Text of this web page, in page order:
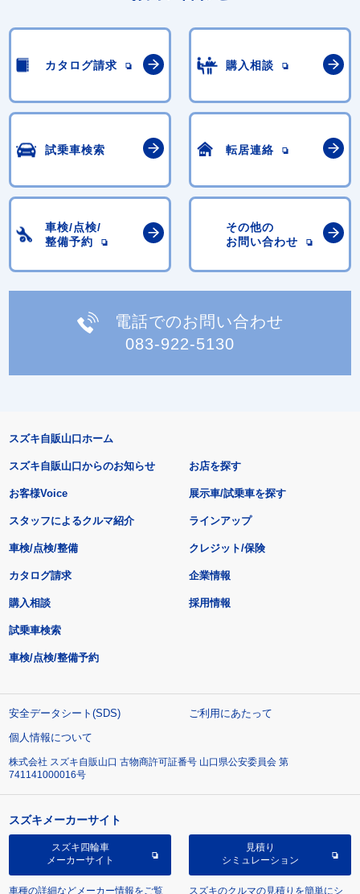
カタログ請求 購入相談
試乗車検索 転居連絡
車検/点検/
整備予約
その他の
お問い合わせ
電話でのお問い合わせ
083-922-5130
スズキ自販山口ホーム
スズキ自販山口からのお知らせ
お客様Voice
スタッフによるクルマ紹介
お店を探す
展示車/試乗車を探す
ラインアップ
車検/点検/整備 クレジット/保険
カタログ請求
購入相談
試乗車検索
車検/点検/整備予約
企業情報
採用情報
安全データシート(SDS)
ご利用にあたって
個人情報について
株式会社 スズキ自販山口 古物商許可証番号 山口県公安委員会 第
741141000016号
スズキメーカーサイト
スズキ四輪車
メーカーサイト
車種の詳細などメーカー情報をご覧
見積り
シミュレーション
スズキのクルマの見積りを簡単にシ